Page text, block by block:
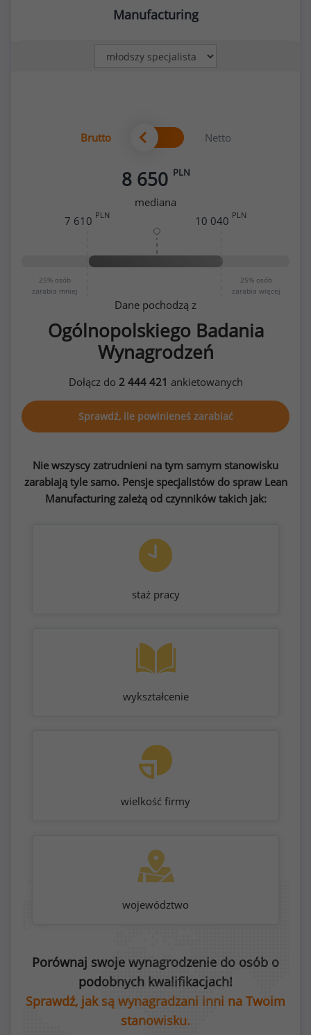
Manufacturing
Brutto Netto
8 650 PLN
mediana
25% osób
zarabia mniej
25% osób
zarabia więcej
7 610 PLN 10 040 PLN
Dane pochodzą z
Ogólnopolskiego Badania
Wynagrodzeń
Dołącz do 2 444 421 ankietowanych
Sprawdź, ile powinieneś zarabiać
Nie wszyscy zatrudnieni na tym samym stanowisku
zarabiają tyle samo. Pensje specjalistów do spraw Lean
Manufacturing zależą od czynników takich jak:
staż pracy
wykształcenie
wielkość firmy
województwo
Porównaj swoje wynagrodzenie do osób o
podobnych kwalifikacjach!
Sprawdź, jak są wynagradzani inni na Twoim
stanowisku.